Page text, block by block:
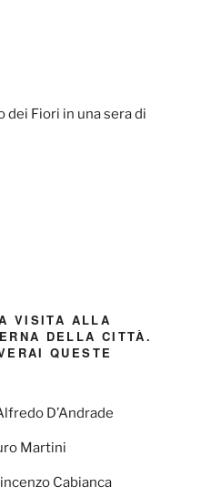
dei Fiori in una sera di
VISITA ALLA
DELLA CITTÀ.
QUESTE
D’Andrade
Martini
Cabianca